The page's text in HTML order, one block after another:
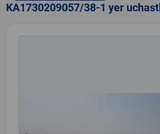
KA1730209057/38-1 yer